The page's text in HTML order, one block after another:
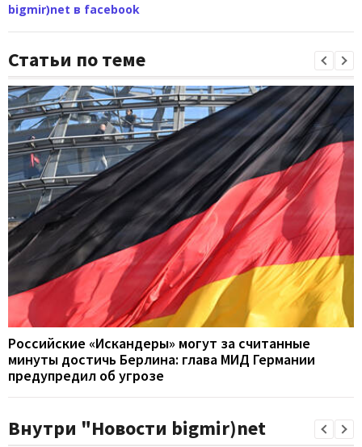
bigmir)net в facebook
Статьи по теме
Российские «Искандеры» могут за считанные
минуты достичь Берлина: глава МИД Германии
предупредил об угрозе
Внутри "Новости bigmir)net